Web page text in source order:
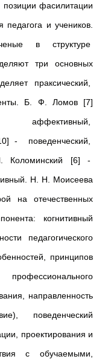
позиции фасилитации
педагога и учеников.
в структуре
три основных
праксический,
Б. Ф. Ломов [7]
аффективный,
- поведенческий,
Коломинский [6] -
Н. Н. Моисеева
на отечественных
когнитивный
педагогического
принципов
направленность
поведенческий
проектирования и
с обучаемыми,